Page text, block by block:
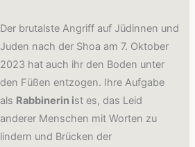
Der brutalste Angriff auf Jüdinnen und
Juden nach der Shoa am 7. Oktober
2023 hat auch ihr den Boden unter
den Füßen entzogen. Ihre Aufgabe
als Rabbinerin ist es, das Leid
anderer Menschen mit Worten zu
lindern und Brücken der